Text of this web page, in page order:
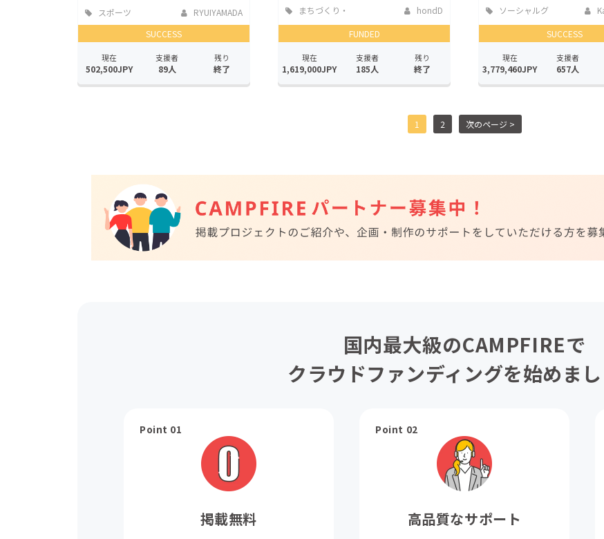
スポーツ
RYUIYAMADA
SUCCESS
現在
502,500JPY
支援者
89人
残り
終了
まちづくり・
地域活性化
hondD
FUNDED
現在
1,619,000JPY
支援者
185人
残り
終了
ソーシャルグ
ッド
SUCCESS
現在
3,779,460JPY
支援者
657人
1 2 次のページ >
国内最大級のCAMPFIREで
クラウドファンディングを始めま
Point 01
掲載無料
Point 02
高品質なサポート